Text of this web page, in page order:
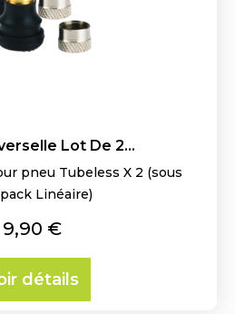
Lot De 2...
pneu Tubeless X 2 (sous
Linéaire)
Prix
9,90 €
détails